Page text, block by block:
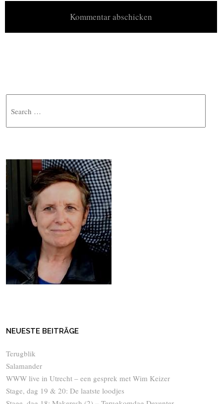
NEUESTE BEITRÄGE
Terugblik
Salamander
WWW live in Utrecht – een gesprek met Wim Keizer
Stage, dag 19 & 20: De laatste loodjes